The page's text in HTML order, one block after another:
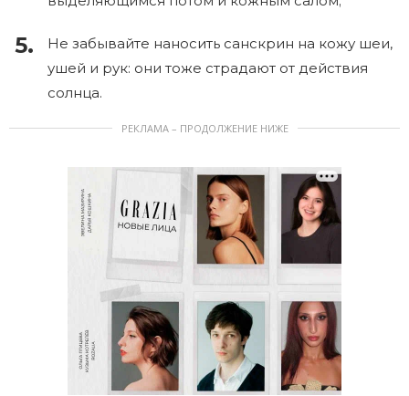
Не забывайте наносить санскрин на кожу шеи,
ушей и рук: они тоже страдают от действия
солнца.
РЕКЛАМА – ПРОДОЛЖЕНИЕ НИЖЕ